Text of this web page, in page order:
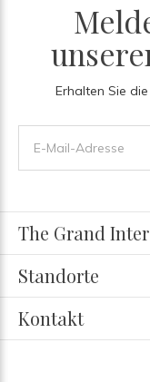
Erhalten Sie
The Grand
Standorte
Kontakt